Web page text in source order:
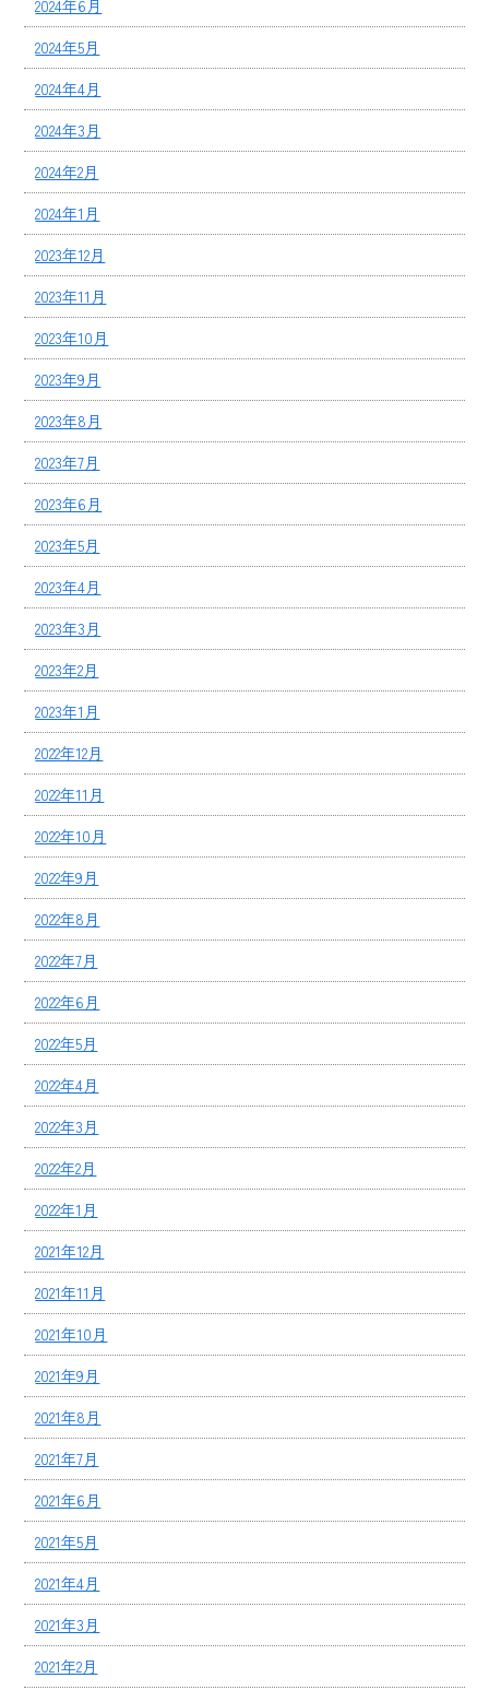
2024年6月
2024年5月
2024年4月
2024年3月
2024年2月
2024年1月
2023年12月
2023年11月
2023年10月
2023年9月
2023年8月
2023年7月
2023年6月
2023年5月
2023年4月
2023年3月
2023年2月
2023年1月
2022年12月
2022年11月
2022年10月
2022年9月
2022年8月
2022年7月
2022年6月
2022年5月
2022年4月
2022年3月
2022年2月
2022年1月
2021年12月
2021年11月
2021年10月
2021年9月
2021年8月
2021年7月
2021年6月
2021年5月
2021年4月
2021年3月
2021年2月